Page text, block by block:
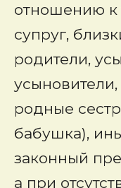
отношению к
супруг,
родители,
родные
бабушка),
законный
а при